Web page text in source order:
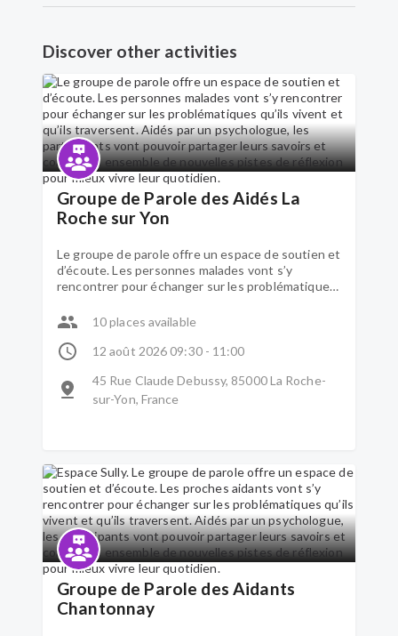
Discover other activities
Groupe de Parole des Aidés La
Roche sur Yon
Le groupe de parole offre un espace de soutien et
d’écoute. Les personnes malades vont s’y
rencontrer pour échanger sur les problématiques
psychologue, les participants vont pouvoir
nouvelles pistes de réflexion pour mieux vivre leur
10 places available
12 août 2026 09:30 - 11:00
45 Rue Claude Debussy, 85000 La Roche-
sur-Yon, France
Groupe de Parole des Aidants
Chantonnay